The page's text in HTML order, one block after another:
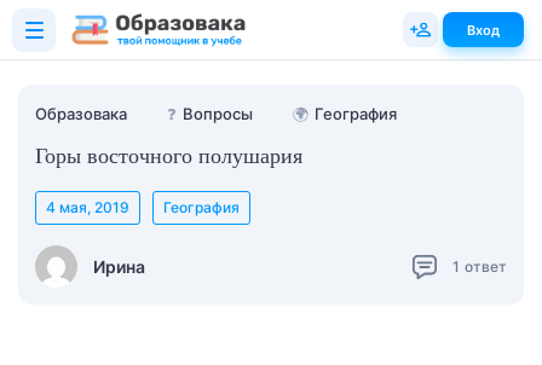
Образовака ❓ Вопросы 🌍 География
Горы восточного полушария
Ирина
4 мая, 2019 География
1 ответ
Вход